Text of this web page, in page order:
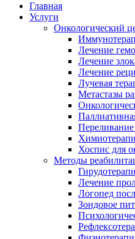
Главная
Услуги
Онкологический
Лечение
Лечение
Лечение
Лучевая
Метастазы
Хоспис для
Методы
Лечение
Логопед
Зондовое